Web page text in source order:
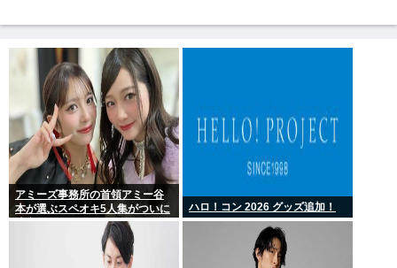
アミーズ事務所の首領アミー谷
本が選ぶスペオキ5人集がついに
決定してしまう
ハロ！コン 2026 グッズ追加！